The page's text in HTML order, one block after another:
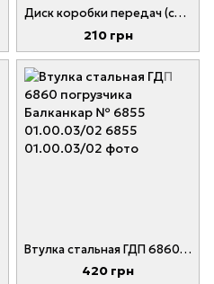
Диск коробки передач (стальной) ГДП6860 погрузчика Балканкар № 6855 02.00.06
210 грн
Втулка стальная ГДП 6860 погрузчика Балканкар № 6855 01.00.03/02
420 грн